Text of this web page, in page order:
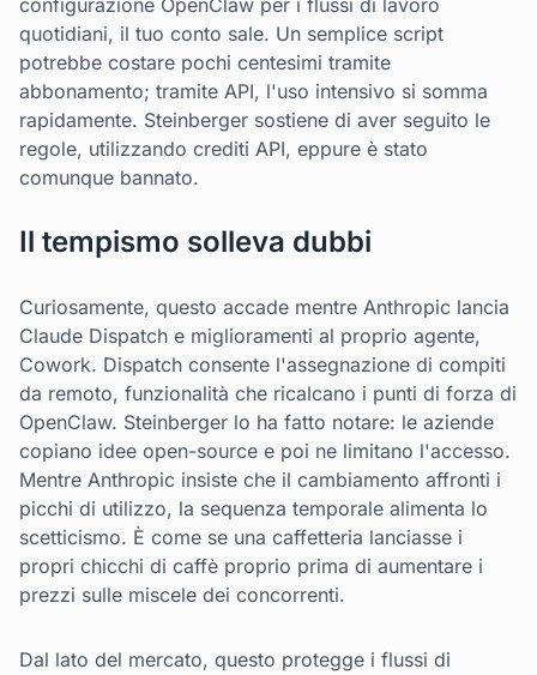
configurazione OpenClaw per i flussi di lavoro
quotidiani, il tuo conto sale. Un semplice script
potrebbe costare pochi centesimi tramite
abbonamento; tramite API, l'uso intensivo si somma
rapidamente. Steinberger sostiene di aver seguito le
regole, utilizzando crediti API, eppure è stato
comunque bannato.
Il tempismo solleva dubbi
Curiosamente, questo accade mentre Anthropic lancia
Claude Dispatch e miglioramenti al proprio agente,
Cowork. Dispatch consente l'assegnazione di compiti
da remoto, funzionalità che ricalcano i punti di forza di
OpenClaw. Steinberger lo ha fatto notare: le aziende
copiano idee open-source e poi ne limitano l'accesso.
Mentre Anthropic insiste che il cambiamento affronti i
picchi di utilizzo, la sequenza temporale alimenta lo
scetticismo. È come se una caffetteria lanciasse i
propri chicchi di caffè proprio prima di aumentare i
prezzi sulle miscele dei concorrenti.
Dal lato del mercato, questo protegge i flussi di